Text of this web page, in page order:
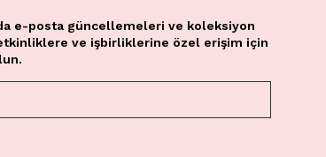
e-posta güncellemeleri ve koleksiyon
ve işbirliklerine özel erişim için